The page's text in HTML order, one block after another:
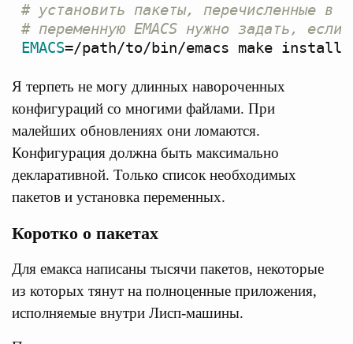
# установить пакеты, перечисленные в
# переменную EMACS нужно задать,
EMACS=
Я терпеть не могу длинных навороченных
конфигураций со многими файлами. При
малейших обновлениях они ломаются.
Конфигурация должна быть максимально
декларативной. Только список необходимых
пакетов и установка переменных.
Коротко о пакетах
Для емакса написаны тысячи пакетов, некоторые
из которых тянут на полноценные приложения,
исполняемые внутри Лисп-машины.